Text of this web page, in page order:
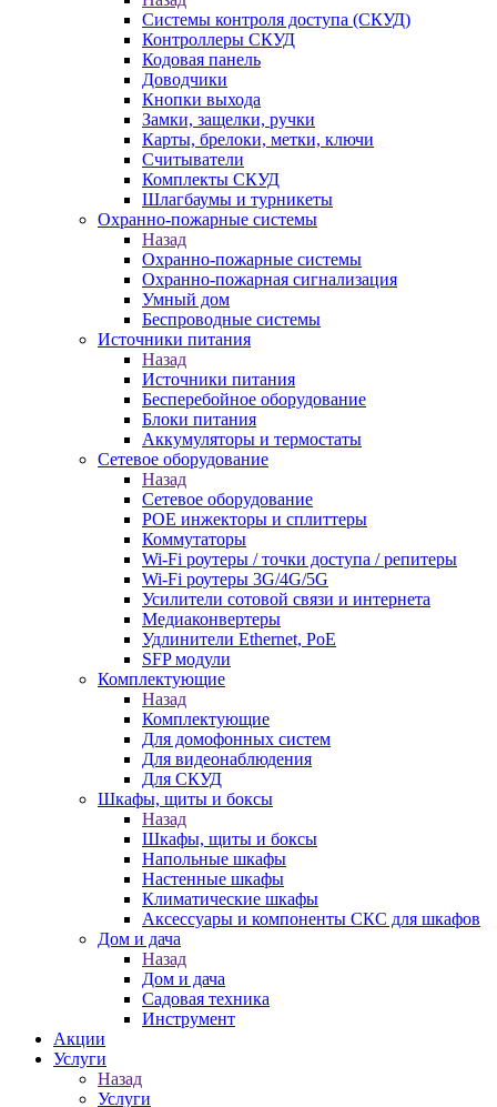
Системы контроля доступа (СКУД)
Контроллеры СКУД
Кодовая панель
Доводчики
Кнопки выхода
Замки, защелки, ручки
Карты, брелоки, метки, ключи
Считыватели
Комплекты СКУД
Шлагбаумы и турникеты
Охранно-пожарные системы
Назад
Охранно-пожарные системы
Охранно-пожарная сигнализация
Умный дом
Беспроводные системы
Источники питания
Назад
Источники питания
Бесперебойное оборудование
Блоки питания
Аккумуляторы и термостаты
Сетевое оборудование
Назад
Сетевое оборудование
POE инжекторы и сплиттеры
Коммутаторы
Wi-Fi роутеры / точки доступа / репитеры
Wi-Fi роутеры 3G/4G/5G
Усилители сотовой связи и интернета
Медиаконвертеры
Удлинители Ethernet, PoE
SFP модули
Комплектующие
Назад
Комплектующие
Для домофонных систем
Для видеонаблюдения
Для СКУД
Шкафы, щиты и боксы
Назад
Шкафы, щиты и боксы
Напольные шкафы
Настенные шкафы
Климатические шкафы
Аксессуары и компоненты СКС для шкафов
Дом и дача
Назад
Дом и дача
Садовая техника
Инструмент
Акции
Услуги
Назад
Услуги